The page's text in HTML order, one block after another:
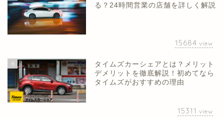
る？24時間営業の店舗を詳しく解説
15684 view
6
タイムズカーシェアとは？メリット
デメリットを徹底解説！初めてなら
タイムズがおすすめの理由
15311 view